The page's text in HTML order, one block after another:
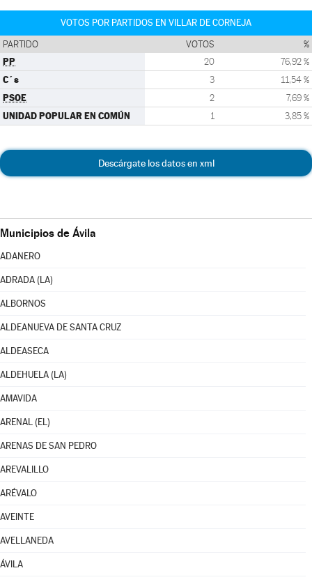
VOTOS POR PARTIDOS EN VILLAR DE CORNEJA
PARTIDO VOTOS %
PP 20 76,92 %
C´s 3 11,54 %
PSOE 2 7,69 %
UNIDAD POPULAR EN COMÚN 1 3,85 %
Descárgate los datos en xml
Municipios de Ávila
ADANERO
ADRADA (LA)
ALBORNOS
ALDEANUEVA DE SANTA CRUZ
ALDEASECA
ALDEHUELA (LA)
AMAVIDA
ARENAL (EL)
ARENAS DE SAN PEDRO
AREVALILLO
ARÉVALO
AVEINTE
AVELLANEDA
ÁVILA